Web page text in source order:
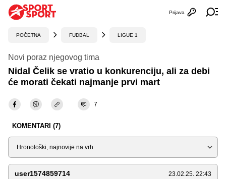
Otvori
Prijava
POČETNA FUDBAL LIGUE 1
Novi poraz njegovog tima
Nidal Čelik se vratio u konkurenciju, ali za debi
će morati čekati najmanje prvi mart
7
KOMENTARI (7)
Sortiraj
user1574859714 23.02.25. 22:43